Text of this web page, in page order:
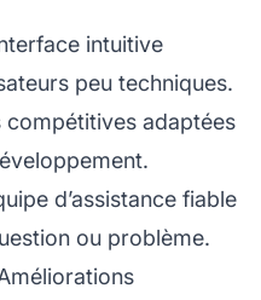
intuitive
peu techniques.
compétitives adaptées
d’assistance fiable
ou problème.